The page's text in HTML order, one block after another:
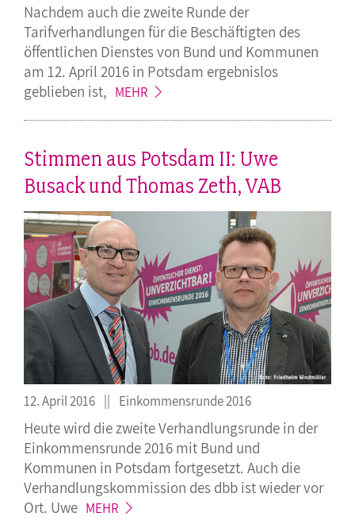
Nachdem auch die zweite Runde der
Tarifverhandlungen für die Beschäftigten des
öffentlichen Dienstes von Bund und Kommunen
am 12. April 2016 in Potsdam ergebnislos
geblieben ist, MEHR
Stimmen aus Potsdam II: Uwe
Busack und Thomas Zeth, VAB
12. April 2016 Einkommensrunde 2016
Heute wird die zweite Verhandlungsrunde in der
Einkommensrunde 2016 mit Bund und
Kommunen in Potsdam fortgesetzt. Auch die
Verhandlungskommission des dbb ist wieder vor
Ort. Uwe MEHR